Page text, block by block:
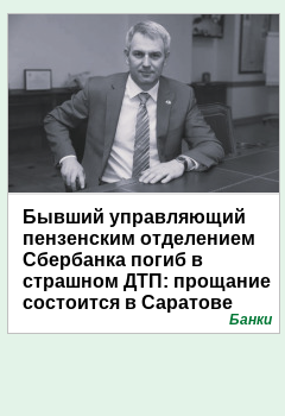
Бывший управляющий
пензенским отделением
Сбербанка погиб в
страшном ДТП: прощание
состоится в Саратове
Банки